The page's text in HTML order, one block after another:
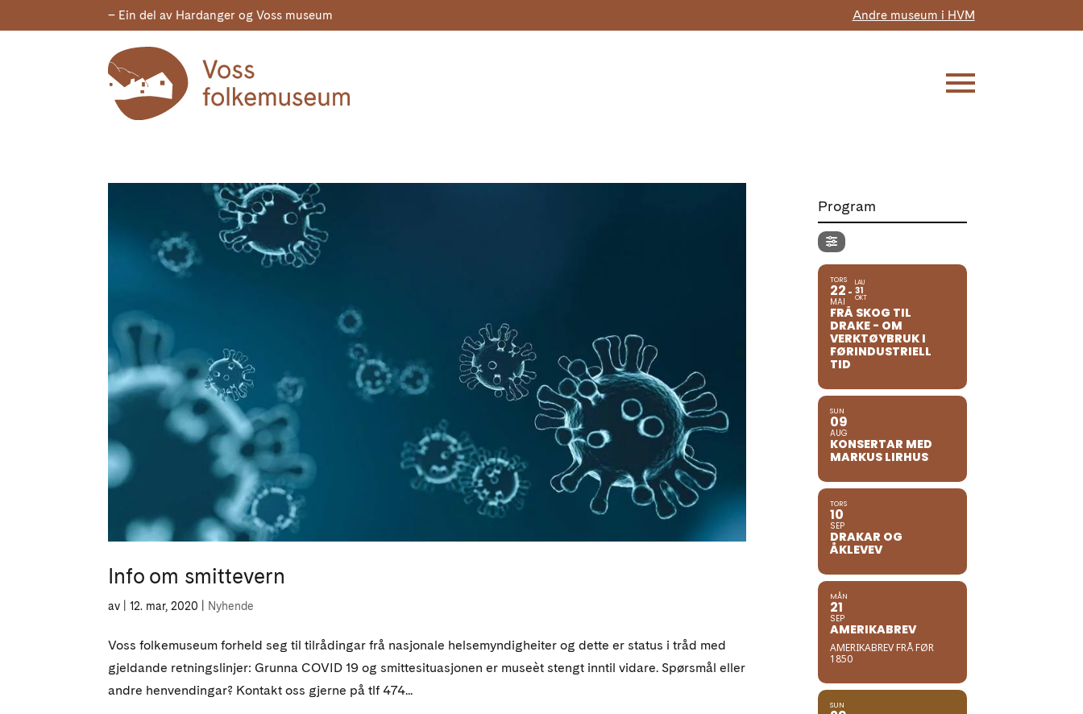
– Ein del av Hardanger og Voss museum Andre museum i HVM
Info om smittevern
av |12. mar, 2020 Nyhende
Voss folkemuseum forheld seg til tilrådingar frå nasjonale helsemyndigheiter og dette er status i tråd med
gjeldande retningslinjer: Grunna COVID 19 og smittesituasjonen er museèt stengt inntil vidare. Spørsmål eller
andre henvendingar? Kontakt oss gjerne på tlf 474...
Program
TORS
22
MAI
LAU
31
OKT
FRÅ SKOG TIL
DRAKE - OM
VERKTØYBRUK I
FØRINDUSTRIELL
TID
SUN
09
AUG
KONSERTAR MED
MARKUS LIRHUS
TORS
10
SEP
DRAKAR OG
ÅKLEVEV
MÅN
21
SEP
AMERIKABREV
AMERIKABREV FRÅ FØR
1850
SUN